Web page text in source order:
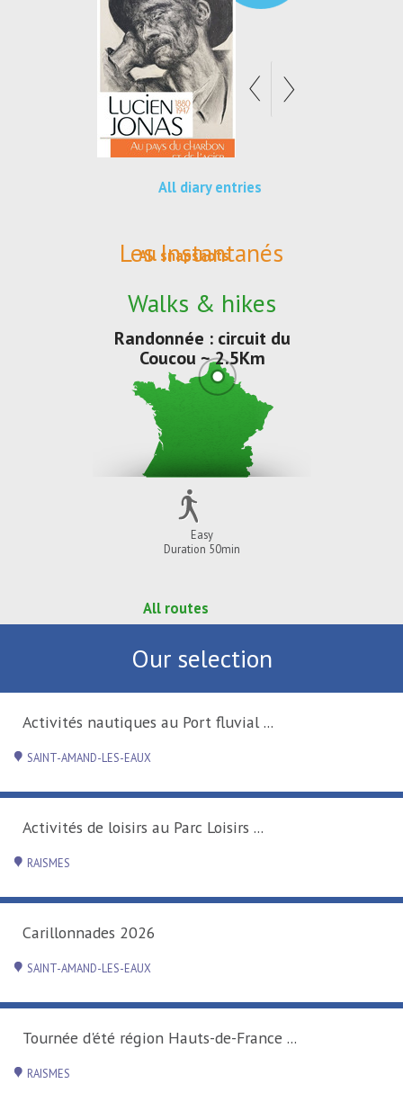
All diary entries
Les Instantanés
All snapshots
Walks & hikes
Randonnée : circuit du
Coucou ~ 2.5Km
Easy
Duration 50min
All routes
Our selection
Activités nautiques au Port fluvial ...
SAINT-AMAND-LES-EAUX
Activités de loisirs au Parc Loisirs ...
RAISMES
Carillonnades 2026
SAINT-AMAND-LES-EAUX
Tournée d'été région Hauts-de-France ...
RAISMES